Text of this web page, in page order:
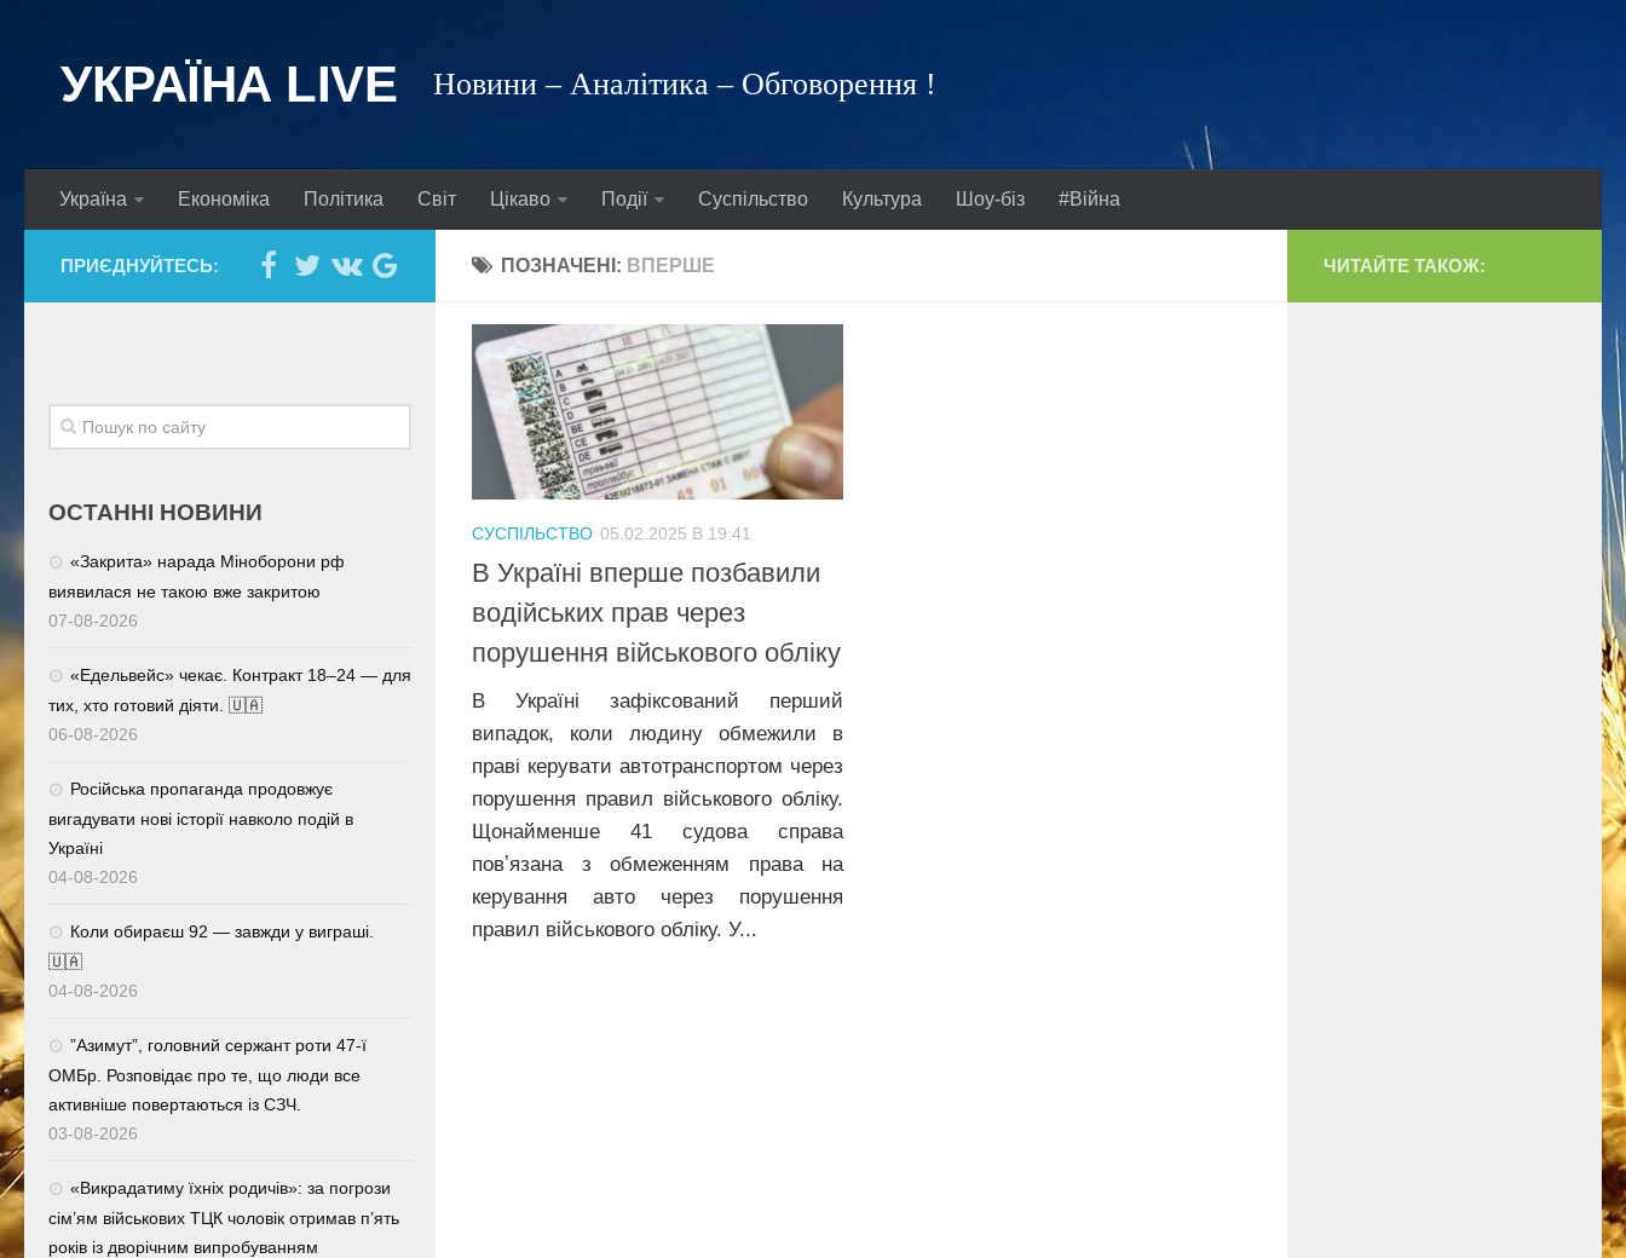
УКРАЇНА LIVE Новини – Аналітика – Обговорення !
Україна Економіка Політика Світ Цікаво Події Суспільство Культура Шоу-біз #Війна
ПОЗНАЧЕНІ: ВПЕРШЕ
СУСПІЛЬСТВО 05.02.2025 В 19:41
В Україні вперше позбавили
водійських прав через
порушення військового обліку
В Україні зафіксований перший
випадок, коли людину обмежили в
праві керувати автотранспортом через
порушення правил військового обліку.
Щонайменше 41 судова справа
повʼязана з обмеженням права на
керування авто через порушення
правил військового обліку. У...
ПРИЄДНУЙТЕСЬ:
ОСТАННІ НОВИНИ
«Закрита» нарада Міноборони рф
виявилася не такою вже закритою
07-08-2026
«Едельвейс» чекає. Контракт 18–24 — для
тих, хто готовий діяти. 🇺🇦
06-08-2026
Російська пропаганда продовжує
вигадувати нові історії навколо подій в
Україні
04-08-2026
Коли обираєш 92 — завжди у виграші.
🇺🇦
04-08-2026
⁨”Азимут”, головний сержант роти 47-ї
ОМБр. Розповідає про те, що люди все
активніше повертаються із СЗЧ.
03-08-2026
«Викрадатиму їхніх родичів»: за погрози
сім’ям військових ТЦК чоловік отримав п’ять
років із дворічним випробуванням
ЧИТАЙТЕ ТАКОЖ: